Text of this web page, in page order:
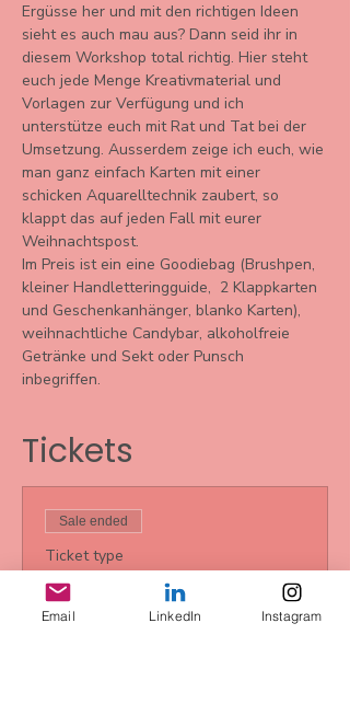
Ergüsse her und mit den richtigen Ideen
sieht es auch mau aus? Dann seid ihr in
diesem Workshop total richtig. Hier steht
euch jede Menge Kreativmaterial und
Vorlagen zur Verfügung und ich
unterstütze euch mit Rat und Tat bei der
Umsetzung. Ausserdem zeige ich euch, wie
man ganz einfach Karten mit einer
schicken Aquarelltechnik zaubert, so
klappt das auf jeden Fall mit eurer
Weihnachtspost.
Im Preis ist ein eine Goodiebag (Brushpen,
kleiner Handletteringguide,  2 Klappkarten
und Geschenkanhänger, blanko Karten),
weihnachtliche Candybar, alkoholfreie
Getränke und Sekt oder Punsch
inbegriffen.
Tickets
Sale ended
Ticket type
Xmasedition
Handlettering
Email LinkedIn Instagram